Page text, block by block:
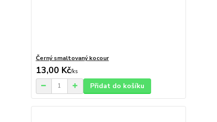
Černý smaltovaný kocour
13,00 Kč/ks
Přidat do košíku